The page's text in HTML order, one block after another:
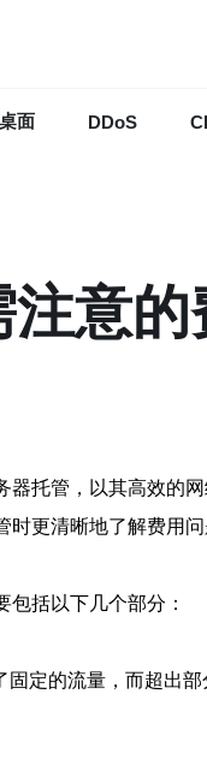
面 DDoS
意的
托管，以其高效的
更清晰地了解费用问
括以下几个部分：
定的流量，而超出部